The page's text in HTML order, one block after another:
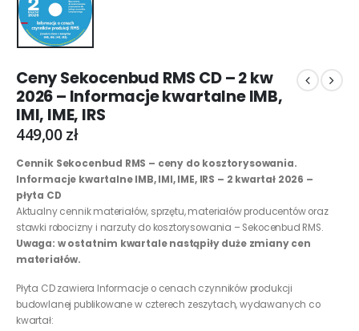
Ceny Sekocenbud RMS CD – 2 kw
2026 – Informacje kwartalne IMB,
IMI, IME, IRS
449,00zł
Cennik Sekocenbud RMS – ceny do kosztorysowania.
Informacje kwartalne IMB, IMI, IME, IRS – 2 kwartał 2026 –
płyta CD
Aktualny cennik materiałów, sprzętu, materiałów producentów oraz
stawki robocizny i narzuty do kosztorysowania – Sekocenbud RMS.
Uwaga: w ostatnim kwartale nastąpiły duże zmiany cen
materiałów.
Płyta CD zawiera Informacje o cenach czynników produkcji
budowlanej publikowane w czterech zeszytach, wydawanych co
kwartał: